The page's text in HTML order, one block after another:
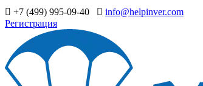
+7 (499) 995-09-40
info@helpinver.com
Регистрация